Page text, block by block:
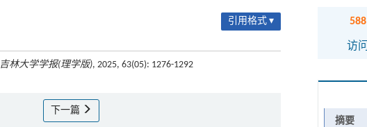
引用格式 ▾
吉林大学学报(理学版), 2025, 63(05): 1276-1292
下一篇
588
访问
摘要